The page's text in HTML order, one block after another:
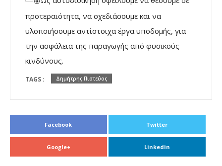
προτεραιότητα, να σχεδιάσουμε και να
υλοποιήσουμε αντίστοιχα έργα υποδομής, για
την ασφάλεια της παραγωγής από φυσικούς
κινδύνους.
TAGS : Δημήτρης Πιστεύος
Facebook Twitter
Google+ Linkedin